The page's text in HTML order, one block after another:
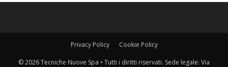
Privacy Policy Cookie Policy
© 2026 Tecniche Nuove Spa • Tutti i diritti riservati. Sede legale: Via